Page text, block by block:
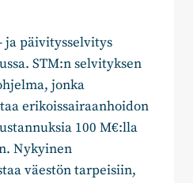
ja päivitysselvitys
STM:n selvityksen
jonka
erikoissairaanhoidon
100 M€:lla
Nykyinen
väestön tarpeisiin,